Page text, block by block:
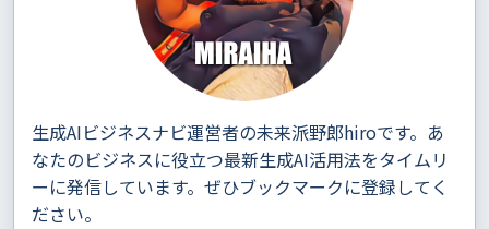
生成AIビジネスナビ運営者の未来派野郎hiroです。あ
なたのビジネスに役立つ最新生成AI活用法をタイムリ
ーに発信しています。ぜひブックマークに登録してく
ださい。